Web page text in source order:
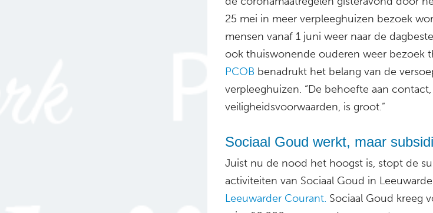
25 mei in meer verpleeghuizen bezoek
mensen vanaf 1 juni weer naar de
ook thuiswonende ouderen weer bezoek
PCOB benadrukt het belang van de
verpleeghuizen. “De behoefte aan
veiligheidsvoorwaarden, is groot.”
Sociaal Goud werkt, maar
Juist nu de nood het hoogst is, stopt de
activiteiten van Sociaal Goud in
Leeuwarder Courant. Sociaal Goud kreeg